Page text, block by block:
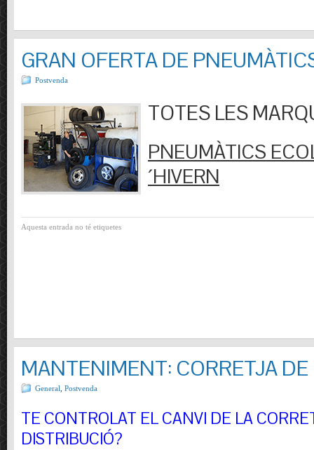
GRAN OFERTA DE
Postvenda
TOTES LES
PNEUMÀTICS
´HIVERN
Aquesta entrada no té etiquetes
MANTENIMENT: CORRETJA
General Postvenda
TE CONTROLAT EL CANVI DE LA
DISTRIBUCIÓ?